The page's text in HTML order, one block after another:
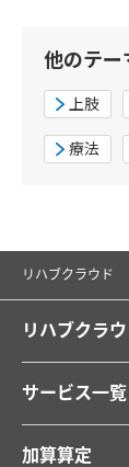
他のテー
上肢
療法
リハブクラウド
リハブクラ
サービス一覧
加算算定